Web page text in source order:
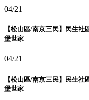
04/21
【松山區/南京三民】民生
堡世家
04/21
【松山區/南京三民】民生
堡世家